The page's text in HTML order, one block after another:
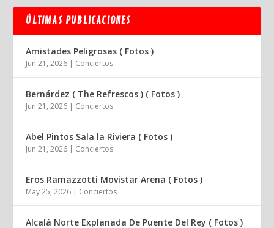
ÚLTIMAS PUBLICACIONES
Amistades Peligrosas ( Fotos )
Jun 21, 2026 | Conciertos
Bernárdez ( The Refrescos ) ( Fotos )
Jun 21, 2026 | Conciertos
Abel Pintos Sala la Riviera ( Fotos )
Jun 21, 2026 | Conciertos
Eros Ramazzotti Movistar Arena ( Fotos )
May 25, 2026 | Conciertos
Alcalá Norte Explanada De Puente Del Rey ( Fotos )